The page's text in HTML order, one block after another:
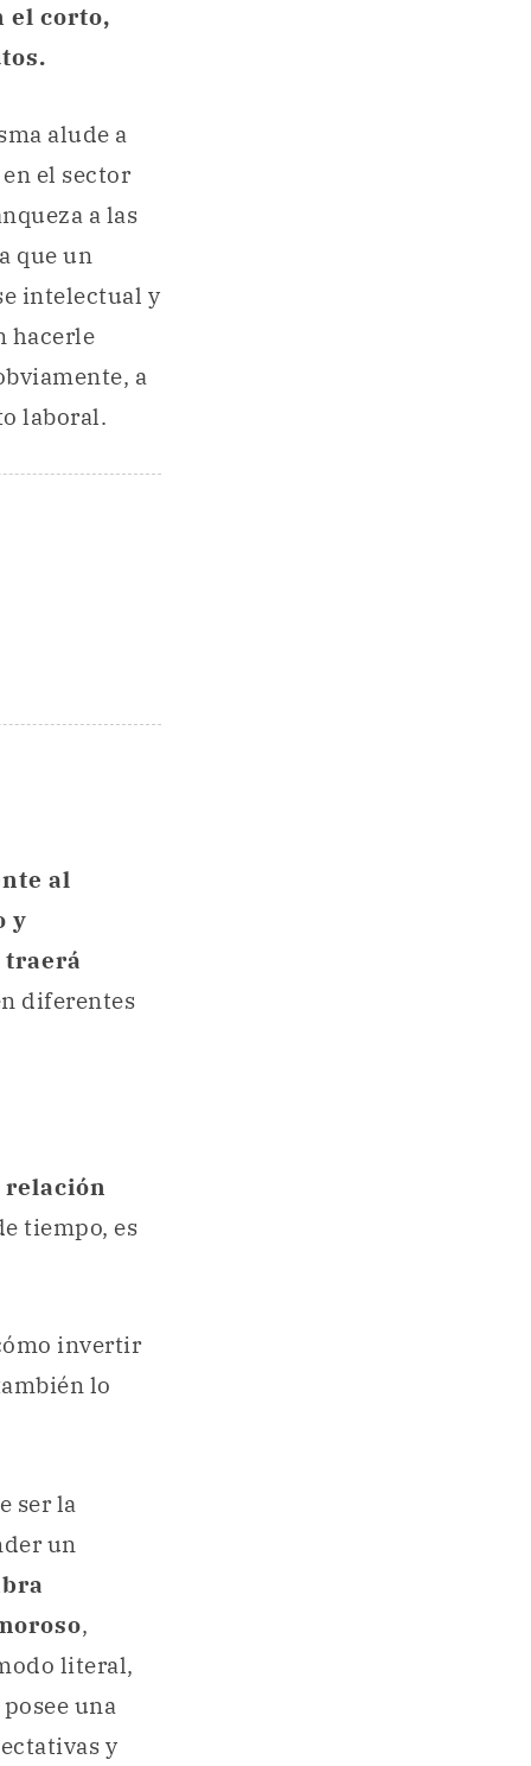
el corto,
alude a
en el sector
a las
que un
intelectual y
hacerle
a
laboral.
al
y
traerá
diferentes
relación
tiempo, es
invertir
lo
ser la
un
,
literal,
una
y